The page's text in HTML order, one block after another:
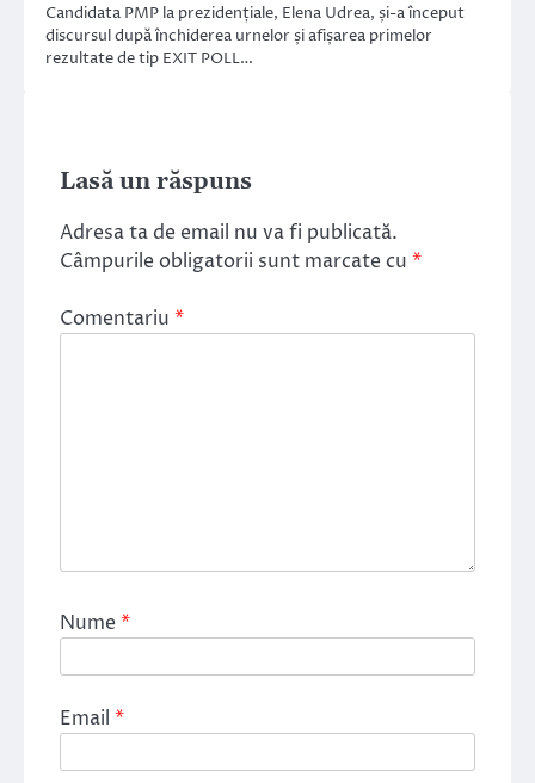
Candidata PMP la prezidențiale, Elena Udrea, și-a început
discursul după închiderea urnelor și afișarea primelor
rezultate de tip EXIT POLL…
Lasă un răspuns
Adresa ta de email nu va fi publicată.
Câmpurile obligatorii sunt marcate cu *
Comentariu *
Nume*
Email *